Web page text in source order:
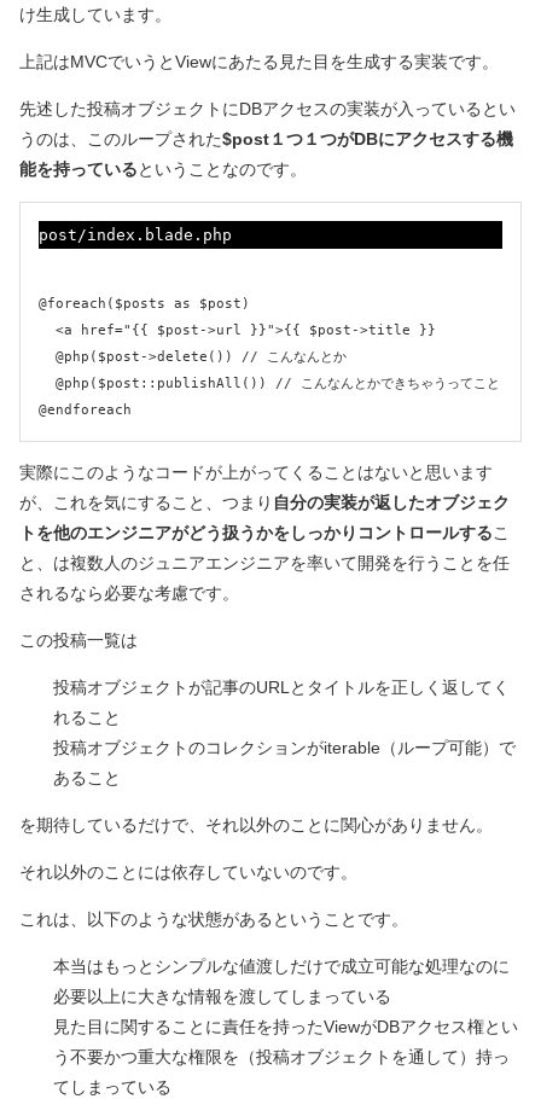
け生成しています。
上記はMVCでいうとViewにあたる見た目を生成する実装です。
先述した投稿オブジェクトにDBアクセスの実装が入っているとい
うのは、このループされた$post１つ１つがDBにアクセスする機
能を持っているということなのです。
post/index.blade.php
@foreach($posts as $post)
  <a href="{{ $post->url }}">{{ $post->title }}
  @php($post->delete()) // こんなんとか
  @php($post::publishAll()) // こんなんとかできちゃうってこと
実際にこのようなコードが上がってくることはないと思います
が、これを気にすること、つまり 自分の実装が返したオブジェク
トを他のエンジニアがどう扱うかをしっかりコントロールするこ
と、は複数人のジュニアエンジニアを率いて開発を行うことを任
されるなら必要な考慮です。
この投稿一覧は
投稿オブジェクトが記事のURLとタイトルを正しく返してく
れること
投稿オブジェクトのコレクションがiterable（ループ可能）で
あること
を期待しているだけで、それ以外のことに関心がありません。
それ以外のことには依存していないのです。
これは、以下のような状態があるということです。
本当はもっとシンプルな値渡しだけで成立可能な処理なのに
必要以上に大きな情報を渡してしまっている
見た目に関することに責任を持ったViewがDBアクセス権とい
う不要かつ重大な権限を（投稿オブジェクトを通して）持っ
てしまっている